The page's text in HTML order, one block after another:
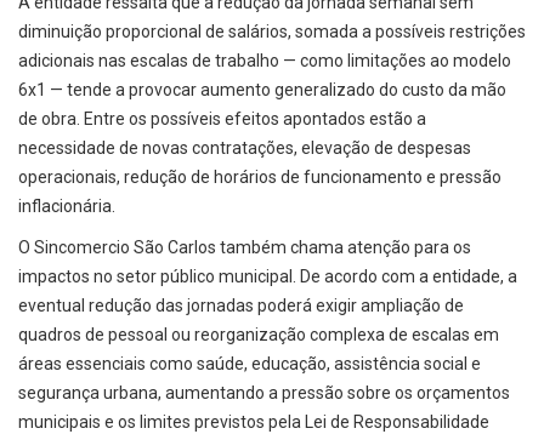
diminuição proporcional de salários, somada a possíveis restrições
adicionais nas escalas de trabalho — como limitações ao modelo
6x1 — tende a provocar aumento generalizado do custo da mão
de obra. Entre os possíveis efeitos apontados estão a
necessidade de novas contratações, elevação de despesas
operacionais, redução de horários de funcionamento e pressão
inflacionária.
O Sincomercio São Carlos também chama atenção para os
impactos no setor público municipal. De acordo com a entidade, a
eventual redução das jornadas poderá exigir ampliação de
quadros de pessoal ou reorganização complexa de escalas em
áreas essenciais como saúde, educação, assistência social e
segurança urbana, aumentando a pressão sobre os orçamentos
municipais e os limites previstos pela Lei de Responsabilidade